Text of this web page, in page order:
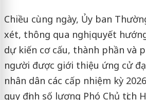
Chiều cùng ngày, Ủy ban
xét, thông qua nghị quyết
dự kiến cơ cấu, thành phần và
người được giới thiệu ứng cử
nhân dân các cấp nhiệm kỳ
quy định số lượng Phó Chủ tịch